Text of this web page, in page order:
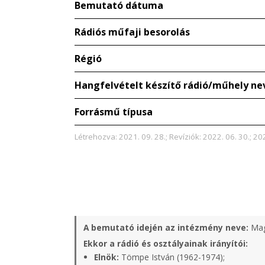
Bemutató dátuma
Rádiós műfaji besorolás
Régió
Hangfelvételt készítő rádió/műhely
Forrásmű típusa
Létrehozva: 2021. 09. 28.; Revíziók: 2022. 06. 30.;
A bemutató idején az intézmény neve:
Ekkor a rádió és osztályainak irányítói:
Elnök: Tömpe István (1962-1974);